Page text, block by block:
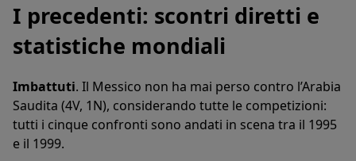
I precedenti: scontri diretti e
statistiche mondiali
Imbattuti. Il Messico non ha mai perso contro l’Arabia
Saudita (4V, 1N), considerando tutte le competizioni:
tutti i cinque confronti sono andati in scena tra il 1995
e il 1999.